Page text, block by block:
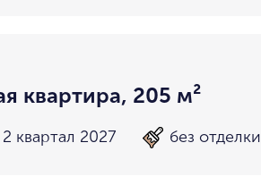
квартира, 205 м²
2 квартал 2027 без отделки